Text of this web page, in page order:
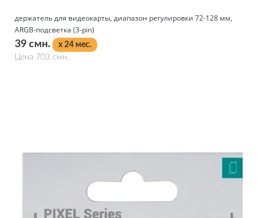
держатель для видеокарты, диапазон регулировки 72-128 мм,
ARGB-подсветка (3-pin)
39 смн.
x 24 мес.
Цена 703 смн.